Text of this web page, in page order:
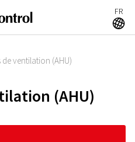
FR
A
ventilation (AHU)
(AHU)